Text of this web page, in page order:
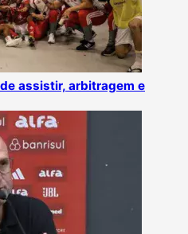
assistir, arbitragem e